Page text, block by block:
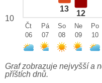
13
12
10
Čt
06
Pá
07
So
08
Ne
09
Po
10
Graf zobrazuje nejvyšší a
příštích dnů.